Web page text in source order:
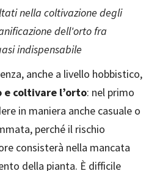
nella coltivazione degli
dell'orto fra
indispensabile
anche a livello hobbistico,
e coltivare l’orto: nel primo
in maniera anche casuale o
perché il rischio
consisterà nella mancata
della pianta. È difficile